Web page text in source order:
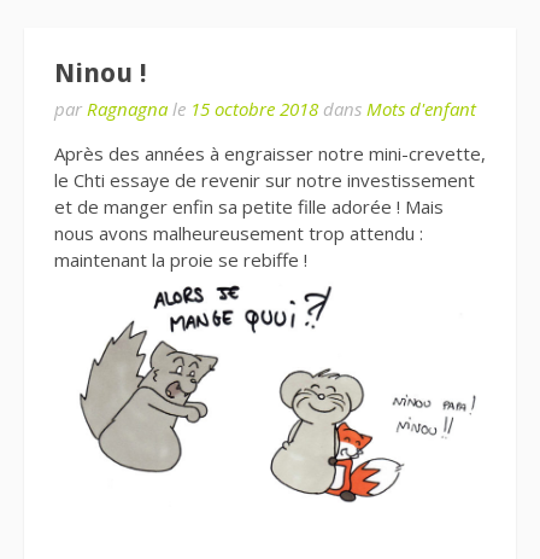
Ninou !
par Ragnagna le 15 octobre 2018 dans Mots d'enfant
Après des années à engraisser notre mini-crevette,
le Chti essaye de revenir sur notre investissement
et de manger enfin sa petite fille adorée ! Mais
nous avons malheureusement trop attendu :
maintenant la proie se rebiffe !